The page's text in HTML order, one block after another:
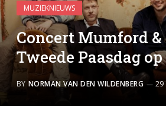
MUZIEKNIEUWS
Concert Mumford &
Tweede Paasdag
BY NORMAN VAN DEN WILDENBERG 29